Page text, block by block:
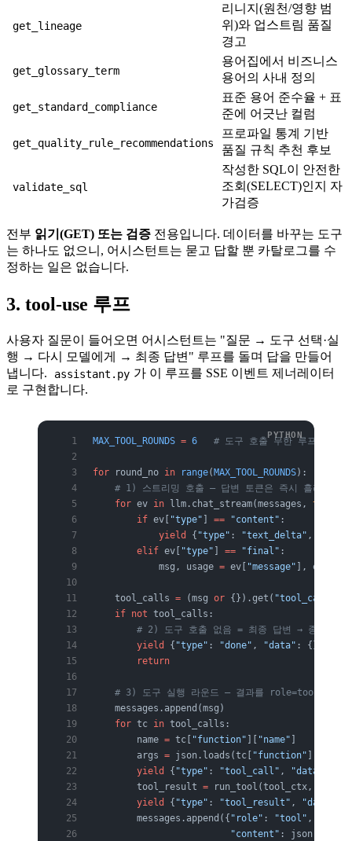
get_lineage
리니지(원천/영향 범
위)와 업스트림 품질
경고
get_glossary_term
용어집에서 비즈니스
용어의 사내 정의
get_standard_compliance
표준 용어 준수율 + 표
준에 어긋난 컬럼
get_quality_rule_recommendations
프로파일 통계 기반
품질 규칙 추천 후보
validate_sql
작성한 SQL이 안전한
조회(SELECT)인지 자
가검증
전부 읽기(GET) 또는 검증 전용입니다. 데이터를 바꾸는 도구
는 하나도 없으니, 어시스턴트는 묻고 답할 뿐 카탈로그를 수
정하는 일은 없습니다.
3. tool-use 루프
사용자 질문이 들어오면 어시스턴트는 "질문 → 도구 선택·실
행 → 다시 모델에게 → 최종 답변" 루프를 돌며 답을 만들어
냅니다.
assistant.py 가 이 루프를 SSE 이벤트 제너레이터
로 구현합니다.
MAX_TOOL_ROUNDS = 6
# 도구 호출 무한 루프 방지
for round_no in range( MAX_TOOL_ROUNDS):
# 1) 스트리밍 호출 — 답변 토큰은 즉시 흘리고,
    for
ev in llm.chat_stream(messages, tools
        if
ev[ "type" == "content" :
            yield
{ "type" : "text_delta" ,
        elif
ev[ "type" == "final" :
            msg, usage
= ev[ "message" ], ev[
    tool_calls
= (msg or {}).get( "tool_calls"
    if
not tool_calls:
        # 2) 도구 호출 없음 = 최종 답변 → 종료
        yield
{ "type" : "done" , "data" : {}}
        return
# 3) 도구 실행 라운드 — 결과를 role=tool 메시
    messages.append(msg)
    for
tc in tool_calls:
        name
= tc[ "function" "name"
        args
= json.loads(tc[ "function"
        yield
{ "type" : "tool_call" , "data"
        tool_result
= run_tool(tool_ctx, name,
        yield
{ "type" : "tool_result" , "data"
        messages.append({
"role" : "tool" ,
                         "content"
: